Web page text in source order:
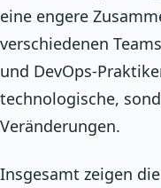
eine engere
verschiedenen
und DevOps-
technologische,
Veränderungen.
Insgesamt zeigen